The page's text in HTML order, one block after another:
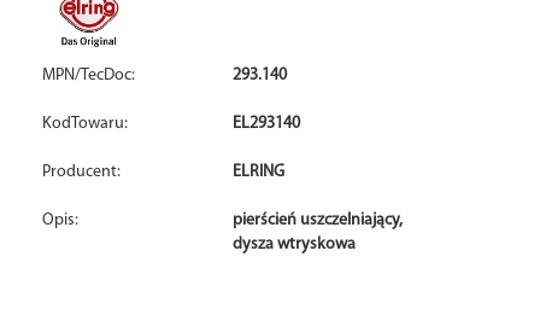
MPN/TecDoc: 293.140
KodTowaru: EL293140
Producent: ELRING
Opis:
pierścień uszczelniający,
dysza wtryskowa